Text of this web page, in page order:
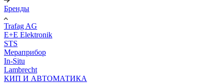
Бренды
Trafag AG
E+E Elektronik
STS
Мераприбор
In-Situ
Lambrecht
КИП И АВТОМАТИКА